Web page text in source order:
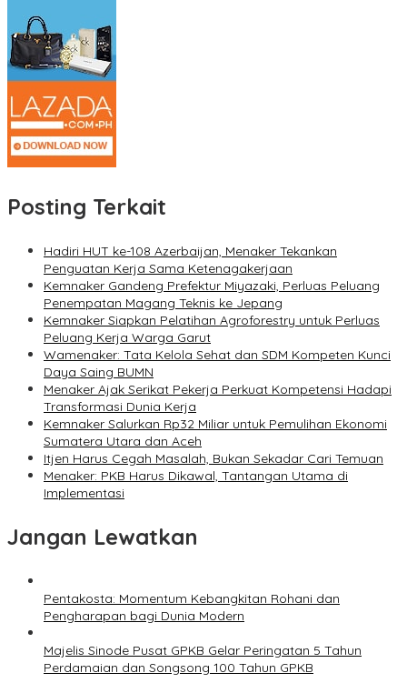
Posting Terkait
Hadiri HUT ke-108 Azerbaijan, Menaker Tekankan
Penguatan Kerja Sama Ketenagakerjaan
Kemnaker Gandeng Prefektur Miyazaki, Perluas Peluang
Penempatan Magang Teknis ke Jepang
Kemnaker Siapkan Pelatihan Agroforestry untuk Perluas
Peluang Kerja Warga Garut
Wamenaker: Tata Kelola Sehat dan SDM Kompeten Kunci
Daya Saing BUMN
Menaker Ajak Serikat Pekerja Perkuat Kompetensi Hadapi
Transformasi Dunia Kerja
Kemnaker Salurkan Rp32 Miliar untuk Pemulihan Ekonomi
Sumatera Utara dan Aceh
Itjen Harus Cegah Masalah, Bukan Sekadar Cari Temuan
Menaker: PKB Harus Dikawal, Tantangan Utama di
Implementasi
Jangan Lewatkan
Pentakosta: Momentum Kebangkitan Rohani dan
Pengharapan bagi Dunia Modern
Majelis Sinode Pusat GPKB Gelar Peringatan 5 Tahun
Perdamaian dan Songsong 100 Tahun GPKB